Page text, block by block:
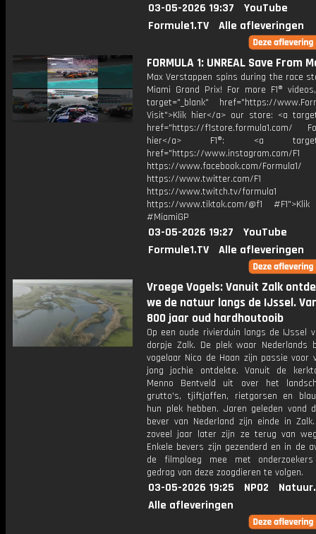
03-05-2026 19:37
YouTube
Formule1.TV
Alle afleveringen
FORMULA 1: UNREAL Save From
Max Verstappen spins during the race
Miami Grand Prix! For more F1®
target="_blank" href="https://
Visit">Klik hier</a> our store: <a
href="https://f1store.formula1.com/
hier</a> F1®: <a
href="https://www.instagram.com/F1
https://www.facebook.com/Formula1/
https://www.twitter.com/F1
https://www.twitch.tv/formula1
https://www.tiktok.com/@f1
#MiamiGP
03-05-2026 19:27
YouTube
Formule1.TV
Alle afleveringen
Vroege Vogels: Vanuit Zalk
we de natuur langs de IJssel.
800 jaar oud hardhoutooib
Op een oude rivierduin langs de IJssel
dorpje Zalk. De plek waar Nederlands
vogelaar Nico de Haan zijn passie voor
jong jochie ontdekte. Vanuit de
Menno Bentveld uit over het
grutto's, tjiftjaffen, rietgorsen en
hun plek hebben. Jaren geleden vond
bever van Nederland zijn einde in
zoveel jaar later zijn ze terug van
Enkele bevers zijn gezenderd en in de
de filmploeg mee met
gedrag van deze zoogdieren te volgen.
03-05-2026 19:25 NPO2
Alle afleveringen